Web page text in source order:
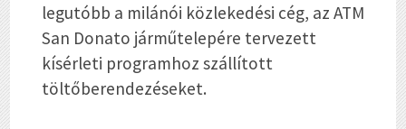
legutóbb a milánói közlekedési cég, az ATM
San Donato járműtelepére tervezett
kísérleti programhoz szállított
töltőberendezéseket.